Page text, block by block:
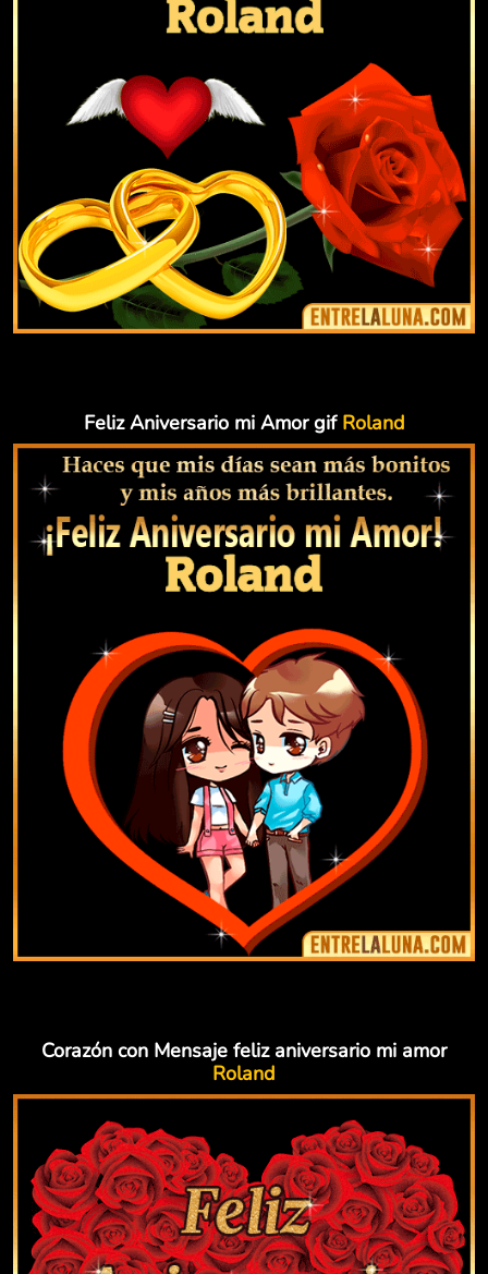
Feliz Aniversario mi Amor gif Roland
Corazón con Mensaje feliz aniversario mi amor
Roland